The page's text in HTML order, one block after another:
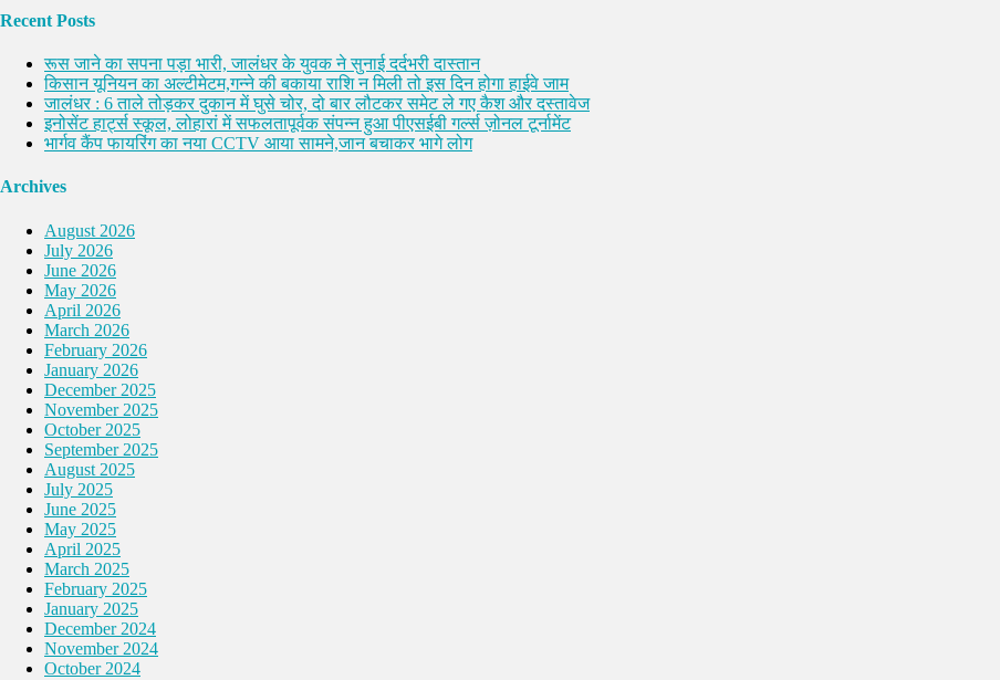
Recent Posts
रूस जाने का सपना पड़ा भारी, जालंधर के युवक ने सुनाई दर्दभरी दास्तान
किसान यूनियन का अल्टीमेटम,गन्ने की बकाया राशि न मिली तो इस दिन होगा हाईवे जाम
जालंधर : 6 ताले तोड़कर दुकान में घुसे चोर, दो बार लौटकर समेट ले गए कैश और दस्तावेज
इनोसेंट हार्ट्स स्कूल, लोहारां में सफलतापूर्वक संपन्न हुआ पीएसईबी गर्ल्स ज़ोनल टूर्नामेंट
भार्गव कैंप फायरिंग का नया CCTV आया सामने,जान बचाकर भागे लोग
Archives
August 2026
July 2026
June 2026
May 2026
April 2026
March 2026
February 2026
January 2026
December 2025
November 2025
October 2025
September 2025
August 2025
July 2025
June 2025
May 2025
April 2025
March 2025
February 2025
January 2025
December 2024
November 2024
October 2024